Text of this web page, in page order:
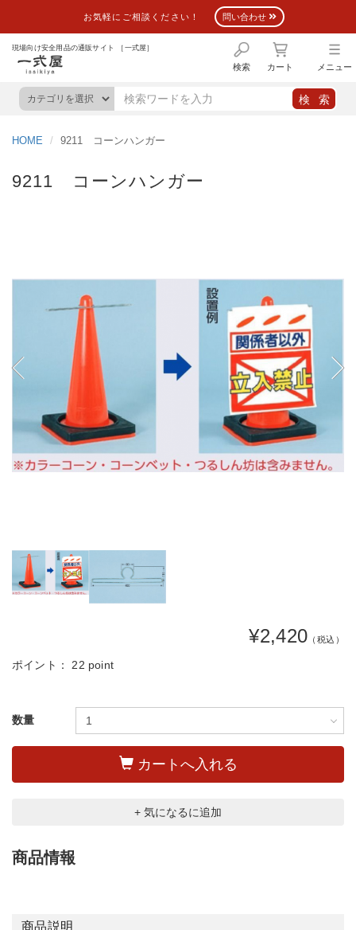
お気軽にご相談ください！ 問い合わせ
現場向け安全用品の通販サイト ［一式屋］
検索 カート メニュー
HOME 9211 コーンハンガー
9211 コーンハンガー
¥2,420 （税込）
ポイント：22 point
数量
カートへ入れる
+ 気になるに追加
商品情報
商品説明